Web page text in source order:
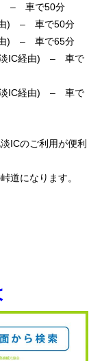
) – 車で50分
由) – 車で50分
由) – 車で65分
淡IC経由) – 車で
淡IC経由) – 車で
ICのご利用が便利
道になります。